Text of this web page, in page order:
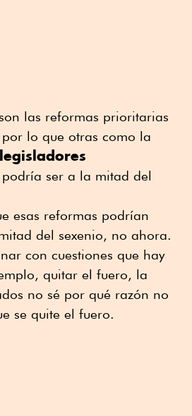
las reformas prioritarias
lo que otras como la
podría ser a la mitad del
esas reformas podrían
del sexenio, no ahora.
con cuestiones que hay
quitar el fuero, la
no sé por qué razón no
se quite el fuero.